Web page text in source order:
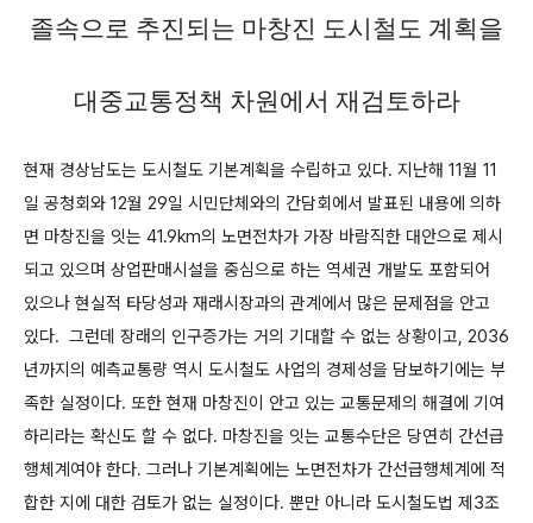
졸속으로 추진되는 마창진 도시철도 계획을
대중교통정책 차원에서 재검토하라
현재 경상남도는 도시철도 기본계획을 수립하고 있다. 지난해 11월 11
일 공청회와 12월 29일 시민단체와의 간담회에서 발표된 내용에 의하
면 마창진을 잇는 41.9km의 노면전차가 가장 바람직한 대안으로 제시
되고 있으며 상업판매시설을 중심으로 하는 역세권 개발도 포함되어
있으나 현실적 타당성과 재래시장과의 관계에서 많은 문제점을 안고
있다. 그런데 장래의 인구증가는 거의 기대할 수 없는 상황이고, 2036
년까지의 예측교통량 역시 도시철도 사업의 경제성을 담보하기에는 부
족한 실정이다. 또한 현재 마창진이 안고 있는 교통문제의 해결에 기여
하리라는 확신도 할 수 없다. 마창진을 잇는 교통수단은 당연히 간선급
행체계여야 한다. 그러나 기본계획에는 노면전차가 간선급행체계에 적
합한 지에 대한 검토가 없는 실정이다. 뿐만 아니라 도시철도법 제3조